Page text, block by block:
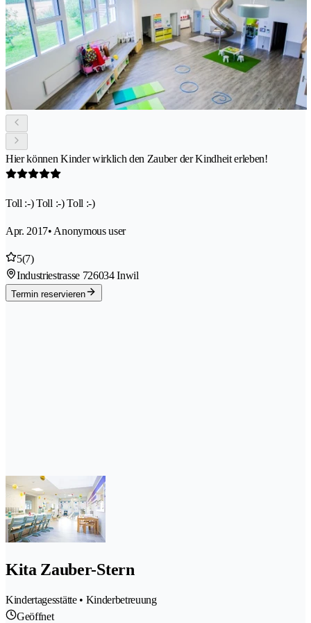
Hier können Kinder wirklich den Zauber der Kindheit erleben!
Toll :-) Toll :-) Toll :-)
Apr. 2017• Anonymous user
5(7)
Industriestrasse 726034 Inwil
Termin reservieren
Kita Zauber-Stern
Kindertagesstätte • Kinderbetreuung
Geöffnet